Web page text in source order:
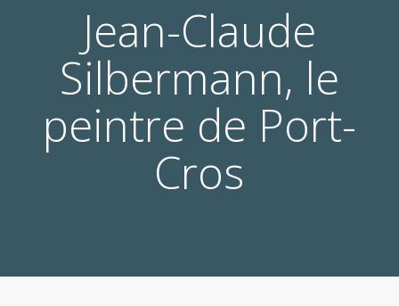
Jean-Claude
Silbermann, le
peintre de Port-
Cros